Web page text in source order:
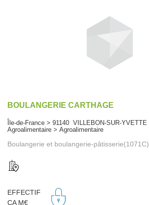
BOULANGERIE CARTHAGE
Île-de-France > 91140 VILLEBON-SUR-YVETTE
Agroalimentaire > Agroalimentaire
Boulangerie et boulangerie-pâtisserie(1071C)
EFFECTIF
CA M€